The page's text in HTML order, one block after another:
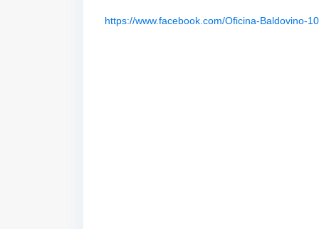
https://www.facebook.com/Oficina-Baldovino-